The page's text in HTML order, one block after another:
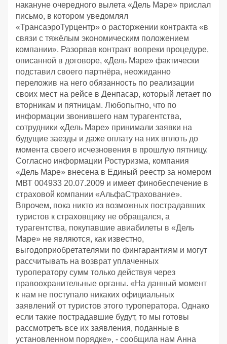
накануне очередного вылета «Дель Маре» прислал
письмо, в котором уведомлял
«ТрансаэроТурцентр» о расторжении контракта «в
связи с тяжёлым экономическим положением
компании». Разорвав контракт вопреки процедуре,
описанной в договоре, «Дель Маре» фактически
подставил своего партнёра, неожиданно
переложив на него обязанность по реализации
своих мест на рейсе в Денпасар, который летает по
вторникам и пятницам. Любопытно, что по
информации звонившего нам турагентства,
сотрудники «Дель Маре» принимали заявки на
будущие заезды и даже оплату на них вплоть до
момента своего исчезновения в прошлую пятницу.
Согласно информации Ростуризма, компания
«Дель Маре» внесена в Единый реестр за номером
МВТ 004933 20.07.2009 и имеет финобеспечение в
страховой компании «АльфаСтрахование».
Впрочем, пока никто из возможных пострадавших
туристов к страховщику не обращался, а
турагентства, покупавшие авиабилеты в «Дель
Маре» не являются, как известно,
выгодоприобретателями по фингарантиям и могут
рассчитывать на возврат уплаченных
туроператору сумм только действуя через
правоохранительные органы. «На данный момент
к нам не поступало никаких официальных
заявлений от туристов этого туроператора. Однако
если такие пострадавшие будут, то мы готовы
рассмотреть все их заявления, поданные в
установленном порядке», - сообщила нам Анна